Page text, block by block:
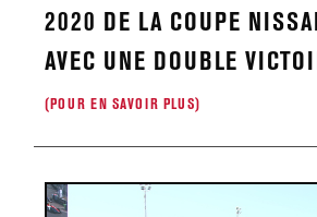
2020 DE LA COUPE
AVEC UNE DOUBLE
(POUR EN SAVOIR PLUS)